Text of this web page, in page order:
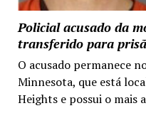
Policial acusado da
transferido para
O acusado permanece
Minnesota, que está
Heights e possui o mais